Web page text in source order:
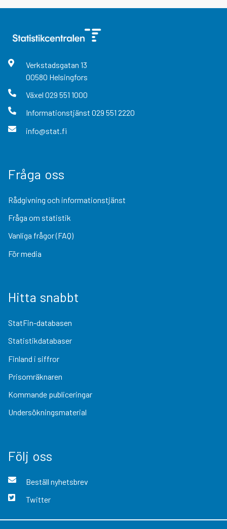
Verkstadsgatan 13
00580 Helsingfors
Växel 029 551 1000
Informationstjänst 029 551 2220
info@stat.fi
Fråga oss
Rådgivning och informationstjänst
Fråga om statistik
Vanliga frågor (FAQ)
För media
Hitta snabbt
StatFin-databasen
Statistikdatabaser
Finland i siffror
Prisomräknaren
Kommande publiceringar
Undersökningsmaterial
Följ oss
Beställ nyhetsbrev
Twitter